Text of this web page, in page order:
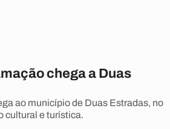
chega a Duas
ao município de Duas Estradas, no
cultural e turística.